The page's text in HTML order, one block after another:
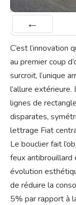
C’est l’innovation
au premier coup
surcroit, l’unique
l’allure
lignes de
disparates,
lettrage Fiat
Le bouclier fait
feux
évolution
de réduire la
5% par rapport à